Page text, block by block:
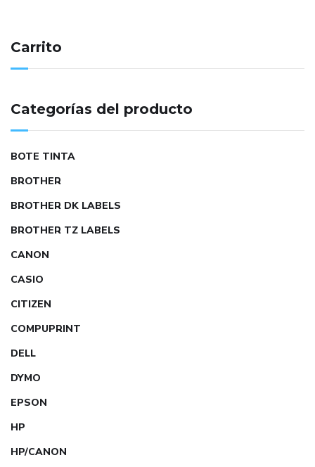
Carrito
Categorías del producto
BOTE TINTA
BROTHER
BROTHER DK LABELS
BROTHER TZ LABELS
CANON
CASIO
CITIZEN
COMPUPRINT
DELL
DYMO
EPSON
HP
HP/CANON